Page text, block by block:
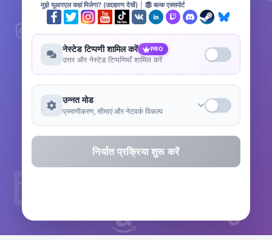
मुझे यूआरएल कहां मिलेगा? (उदाहरण देखें) बल्क एक्सपोर्ट
नेस्टेड टिप्पणी शामिल करें PRO
उत्तर और नेस्टेड टिप्पणियाँ शामिल करें
उन्नत मोड
प्रमाणीकरण, सीमाएं और नेटवर्क विकल्प
निर्यात प्रक्रिया शुरू करें